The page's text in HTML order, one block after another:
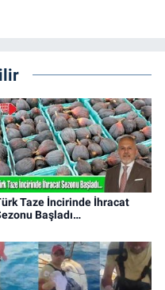
Taze İncirinde İhracat
Başladı…